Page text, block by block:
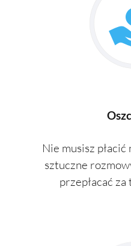
Nie musisz
sztuczne
przepłacać